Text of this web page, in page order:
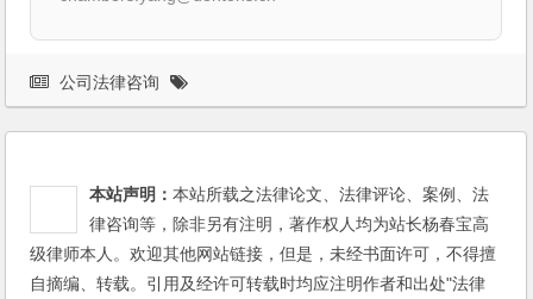
公司法律咨询
本站声明：本站所载之法律论文、法律评论、案例、法
律咨询等，除非另有注明，著作权人均为站长杨春宝高
级律师本人。欢迎其他网站链接，但是，未经书面许可，不得擅
自摘编、转载。引用及经许可转载时均应注明作者和出处"法律